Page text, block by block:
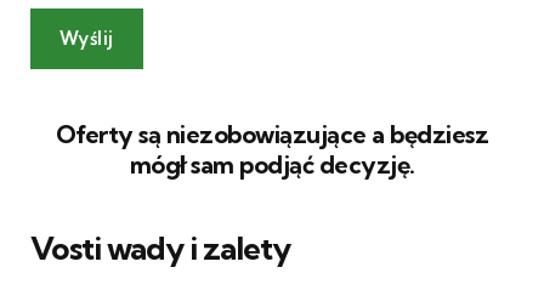
Oferty są niezobowiązujące a będziesz
mógł sam podjąć decyzję.
Vosti wady i zalety